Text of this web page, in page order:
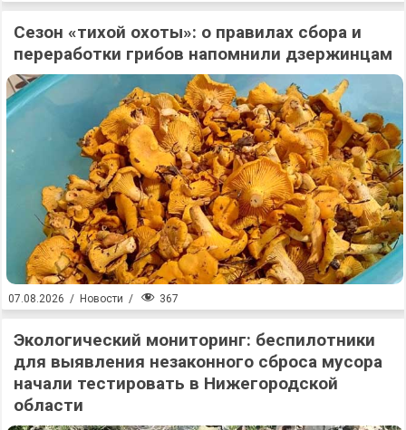
Сезон «тихой охоты»: о правилах сбора и
переработки грибов напомнили дзержинцам
07.08.2026 / Новости / 367
Экологический мониторинг: беспилотники
для выявления незаконного сброса мусора
начали тестировать в Нижегородской
области